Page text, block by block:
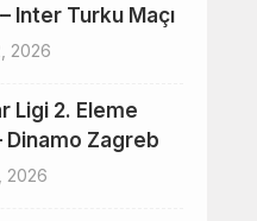
Inter Turku Maçı
2026
Ligi 2. Eleme
Dinamo Zagreb
2026